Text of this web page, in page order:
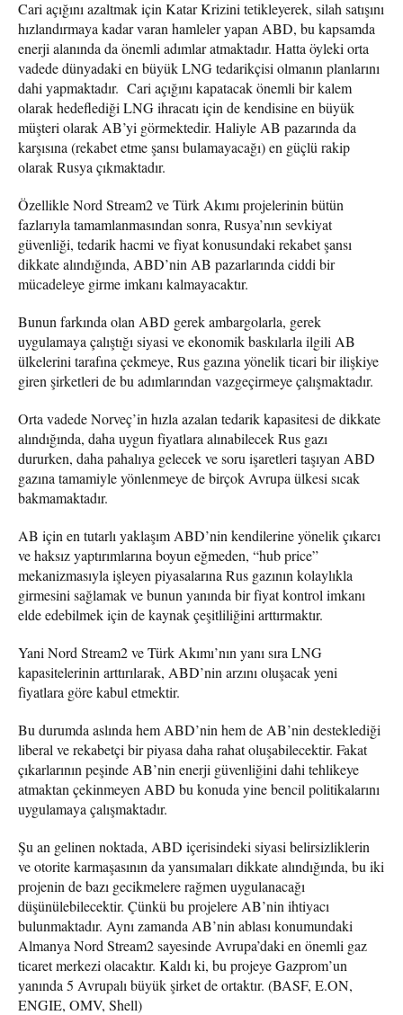
Cari açığını azaltmak için Katar Krizini tetikleyerek, silah satışını
hızlandırmaya kadar varan hamleler yapan ABD, bu kapsamda
enerji alanında da önemli adımlar atmaktadır. Hatta öyleki orta
vadede dünyadaki en büyük LNG tedarikçisi olmanın planlarını
dahi yapmaktadır. Cari açığını kapatacak önemli bir kalem
olarak hedeflediği LNG ihracatı için de kendisine en büyük
müşteri olarak AB’yi görmektedir. Haliyle AB pazarında da
karşısına (rekabet etme şansı bulamayacağı) en güçlü rakip
olarak Rusya çıkmaktadır.
Özellikle Nord Stream2 ve Türk Akımı projelerinin bütün
fazlarıyla tamamlanmasından sonra, Rusya’nın sevkiyat
güvenliği, tedarik hacmi ve fiyat konusundaki rekabet şansı
dikkate alındığında, ABD’nin AB pazarlarında ciddi bir
mücadeleye girme imkanı kalmayacaktır.
Bunun farkında olan ABD gerek ambargolarla, gerek
uygulamaya çalıştığı siyasi ve ekonomik baskılarla ilgili AB
ülkelerini tarafına çekmeye, Rus gazına yönelik ticari bir ilişkiye
giren şirketleri de bu adımlarından vazgeçirmeye çalışmaktadır.
Orta vadede Norveç’in hızla azalan tedarik kapasitesi de dikkate
alındığında, daha uygun fiyatlara alınabilecek Rus gazı
dururken, daha pahalıya gelecek ve soru işaretleri taşıyan ABD
gazına tamamiyle yönlenmeye de birçok Avrupa ülkesi sıcak
bakmamaktadır.
AB için en tutarlı yaklaşım ABD’nin kendilerine yönelik çıkarcı
ve haksız yaptırımlarına boyun eğmeden, “hub price”
mekanizmasıyla işleyen piyasalarına Rus gazının kolaylıkla
girmesini sağlamak ve bunun yanında bir fiyat kontrol imkanı
elde edebilmek için de kaynak çeşitliliğini arttırmaktır.
Yani Nord Stream2 ve Türk Akımı’nın yanı sıra LNG
kapasitelerinin arttırılarak, ABD’nin arzını oluşacak yeni
fiyatlara göre kabul etmektir.
Bu durumda aslında hem ABD’nin hem de AB’nin desteklediği
liberal ve rekabetçi bir piyasa daha rahat oluşabilecektir. Fakat
çıkarlarının peşinde AB’nin enerji güvenliğini dahi tehlikeye
atmaktan çekinmeyen ABD bu konuda yine bencil politikalarını
uygulamaya çalışmaktadır.
Şu an gelinen noktada, ABD içerisindeki siyasi belirsizliklerin
ve otorite karmaşasının da yansımaları dikkate alındığında, bu iki
projenin de bazı gecikmelere rağmen uygulanacağı
düşünülebilecektir. Çünkü bu projelere AB’nin ihtiyacı
bulunmaktadır. Aynı zamanda AB’nin ablası konumundaki
Almanya Nord Stream2 sayesinde Avrupa’daki en önemli gaz
ticaret merkezi olacaktır. Kaldı ki, bu projeye Gazprom’un
yanında 5 Avrupalı büyük şirket de ortaktır. (BASF, E.ON,
ENGIE, OMV, Shell)